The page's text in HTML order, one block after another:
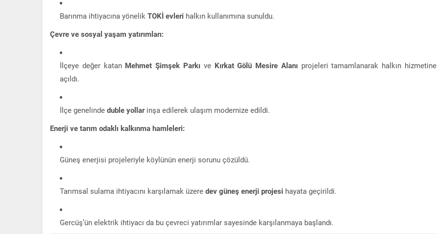
Barınma ihtiyacına yönelik TOKİ evleri halkın kullanımına sunuldu.
Çevre ve sosyal yaşam yatırımları:
İlçeye değer katan Mehmet Şimşek Parkı ve Kırkat Gölü Mesire Alanı projeleri tamamlanarak halkın hizmetine
açıldı.
İlçe genelinde duble yollarinşa edilerek ulaşım modernize edildi.
Enerji ve tarım odaklı kalkınma hamleleri:
Güneş enerjisi projeleriyle köylünün enerji sorunu çözüldü.
Tarımsal sulama ihtiyacını karşılamak üzere dev güneş enerji projesi hayata geçirildi.
Gercüş’ün elektrik ihtiyacı da bu çevreci yatırımlar sayesinde karşılanmaya başlandı.